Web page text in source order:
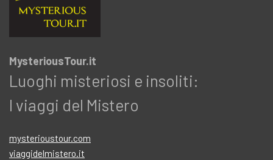
MysteriousTour.it
Luoghi misteriosi e insoliti:
I viaggi del Mistero
mysterioustour.com
viaggidelmistero.it